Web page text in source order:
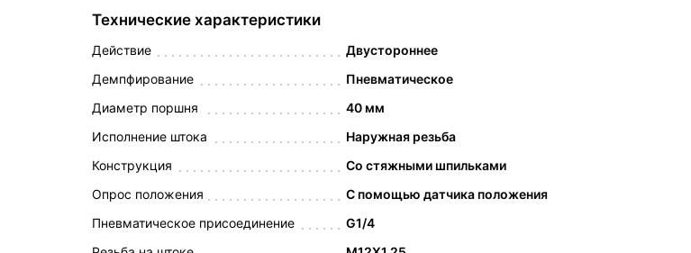
Технические характеристики
Действие
Двустороннее
Демпфирование
Пневматическое
Диаметр поршня
40 мм
Исполнение штока
Наружная резьба
Конструкция
Со стяжными шпильками
Опрос положения
С помощью датчика положения
Пневматическое присоединение
G1/4